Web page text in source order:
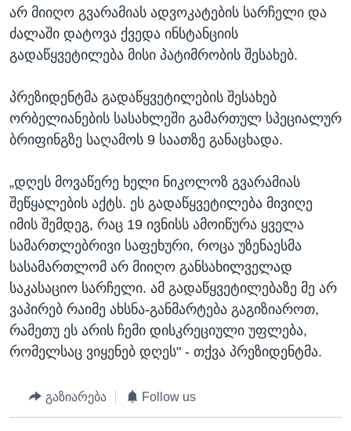
არ მიიღო გვარამიას ადვოკატების სარჩელი და
ძალაში დატოვა ქვედა ინსტანციის
გადაწყვეტილება მისი პატიმრობის შესახებ.
პრეზიდენტმა გადაწყვეტილების შესახებ
ორბელიანების სასახლეში გამართულ სპეციალურ
ბრიფინგზე საღამოს 9 საათზე განაცხადა.
„დღეს მოვაწერე ხელი ნიკოლოზ გვარამიას
შეწყალების აქტს. ეს გადაწყვეტილება მივიღე
იმის შემდეგ, რაც 19 ივნისს ამოიწურა ყველა
სამართლებრივი საფეხური, როცა უზენაესმა
სასამართლომ არ მიიღო განსახილველად
საკასაციო სარჩელი. ამ გადაწყვეტილებაზე მე არ
ვაპირებ რაიმე ახსნა-განმარტება გაგიზიაროთ,
რამეთუ ეს არის ჩემი დისკრეციული უფლება,
რომელსაც ვიყენებ დღეს" - თქვა პრეზიდენტმა.
გაზიარება Follow us